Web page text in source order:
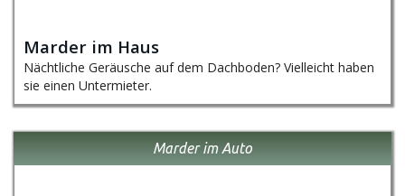
Marder im Haus
Nächtliche Geräusche auf dem Dachboden? Vielleicht haben
sie einen Untermieter.
Marder im Auto